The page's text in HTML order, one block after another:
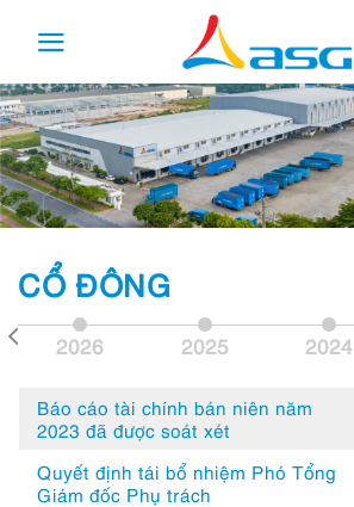
content
CỔ ĐÔNG
2026 2025 2024
Báo cáo tài chính bán niên năm
2023 đã được soát xét
Quyết định tái bổ nhiệm Phó Tổng
Giám đốc Phụ trách